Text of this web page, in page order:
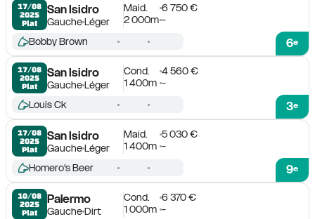
17/08
2025
Plat
San Isidro
GaucheLéger
Maid.
6 750 €
2 000m -
6e
Bobby Brown
17/08
2025
Plat
San Isidro
GaucheLéger
Cond.
4 560 €
1 400m -
3e
Louis Ck
17/08
2025
Plat
San Isidro
GaucheLéger
Maid.
5 030 €
1 400m -
9e
Homero's Beer
10/08
2025
Plat
Palermo
GaucheDirt
Cond.
6 370 €
1 000m -